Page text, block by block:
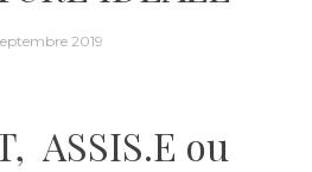
2019
ASSIS.E ou